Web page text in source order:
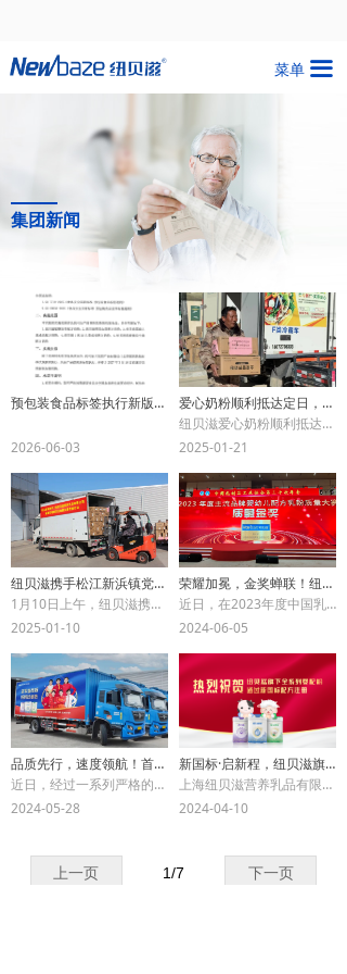
菜单 끀
集团新闻
预包装食品标签执行新版国家标准的声明
2026-06-03
爱心奶粉顺利抵达定日，纽贝滋携手新浜镇党委、政府，助力灾区群众共克时艰
纽贝滋爱心奶粉顺利抵达定日，助力灾区群众共克时艰、重建家园。
2025-01-21
纽贝滋携手松江新浜镇党委、政府，震后共担风雨，火速驰援西藏
1月10日上午，纽贝滋携手松江新浜镇党委、政府，紧急筹备救援物资，驰援西藏。
2025-01-10
荣耀加冕，金奖蝉联！纽贝滋荣获2023年度婴幼儿配方乳粉质量金奖
近日，在2023年度中国乳制品工业协会主办的行业质量大赛中，上海纽贝滋营养乳品有限公司荣登行业领奖台，摘得“婴幼儿配方乳粉质量金奖”。
2024-06-05
品质先行，速度领航！首批新国标奶粉全部合格，闪电配送至全国市场
近日，经过一系列严格的质量管控与测评，纽贝滋首批新国标产品产品各项指标均符合国家标准，零缺陷放行。首批新国标配方奶粉已正式启动全国配送。
2024-05-28
新国标·启新程，纽贝滋旗下全系列婴配粉成功通过新国标配方注册！
上海纽贝滋营养乳品有限公司旗下全系列婴幼儿配方奶粉全段位成功通过新国标配方注册，顺利开启纽贝滋品牌新国标奶粉新征程。
2024-04-10
上一页 下一页
1/7